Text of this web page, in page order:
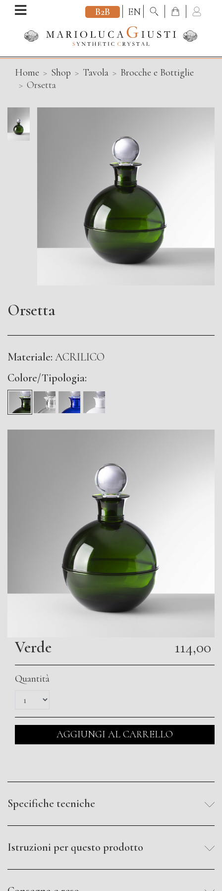
B2B EN
Home Shop Tavola
Brocche e Bottiglie
Orsetta
Orsetta
Materiale: ACRILICO
Colore/Tipologia:
Verde 114,00
Quantità
AGGIUNGI AL CARRELLO
Specifiche tecniche
Istruzioni per questo prodotto